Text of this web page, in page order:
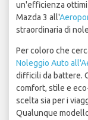
un'efficienza
Mazda 3 all'
straordinaria di
Per coloro che
Noleggio Auto
difficili da battere.
comfort, stile e
scelta sia per i
Qualunque